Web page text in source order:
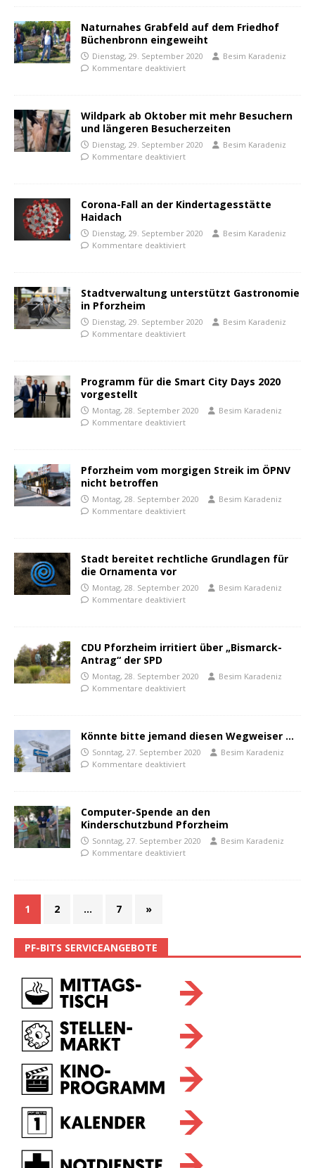
Naturnahes Grabfeld auf dem Friedhof
Büchenbronn eingeweiht
Dienstag, 29. September 2020
Besim Karadeniz
Kommentare deaktiviert
Wildpark ab Oktober mit mehr Besuchern
und längeren Besucherzeiten
Dienstag, 29. September 2020
Besim Karadeniz
Kommentare deaktiviert
Corona-Fall an der Kindertagesstätte
Haidach
Dienstag, 29. September 2020
Besim Karadeniz
Kommentare deaktiviert
Stadtverwaltung unterstützt Gastronomie
in Pforzheim
Dienstag, 29. September 2020
Besim Karadeniz
Kommentare deaktiviert
Programm für die Smart City Days 2020
vorgestellt
Montag, 28. September 2020
Besim Karadeniz
Kommentare deaktiviert
Pforzheim vom morgigen Streik im ÖPNV
nicht betroffen
Montag, 28. September 2020
Besim Karadeniz
Kommentare deaktiviert
Stadt bereitet rechtliche Grundlagen für
die Ornamenta vor
Montag, 28. September 2020
Besim Karadeniz
Kommentare deaktiviert
CDU Pforzheim irritiert über „Bismarck-
Antrag“ der SPD
Montag, 28. September 2020
Besim Karadeniz
Kommentare deaktiviert
Könnte bitte jemand diesen Wegweiser …
Sonntag, 27. September 2020
Besim Karadeniz
Kommentare deaktiviert
Computer-Spende an den
Kinderschutzbund Pforzheim
Sonntag, 27. September 2020
Besim Karadeniz
Kommentare deaktiviert
1 2 … 7 »
PF-BITS SERVICEANGEBOTE